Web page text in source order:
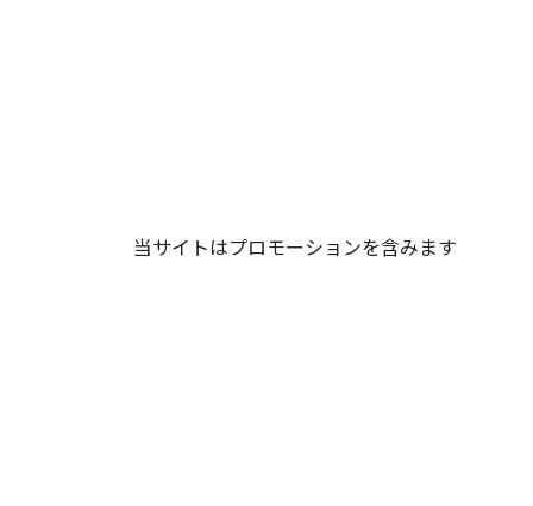
当サイトはプロモーションを含みます